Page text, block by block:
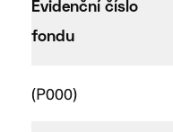
Evidenční číslo
fondu
(P000)